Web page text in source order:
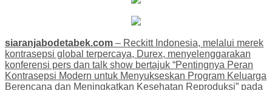
siaranjabodetabek.com – Reckitt Indonesia, melalui merek
kontrasepsi global terpercaya, Durex, menyelenggarakan
konferensi pers dan talk show bertajuk “Pentingnya Peran
Kontrasepsi Modern untuk Menyukseskan Program Keluarga
Berencana dan Meningkatkan Kesehatan Reproduksi” pada